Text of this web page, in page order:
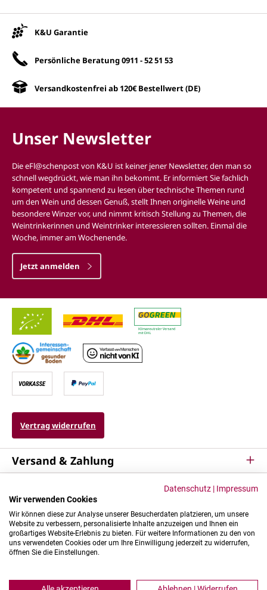
K&U Garantie
Persönliche Beratung0911 - 52 51 53
Versandkostenfrei ab 120€ Bestellwert (DE)
Unser Newsletter
Die eFl@schenpost von K&U ist keiner jener Newsletter, den man so
schnell wegdrückt, wie man ihn bekommt. Er informiert Sie fachlich
kompetent und spannend zu lesen über technische Themen rund
um den Wein und dessen Genuß, stellt Ihnen originelle Weine und
besondere Winzer vor, und nimmt kritisch Stellung zu Themen, die
Weintrinkerinnen und Weintrinker interessieren sollten. Einmal die
Woche, immer am Wochenende.
Jetzt anmelden
Vertrag widerrufen
Versand & Zahlung
Kontakt & Mehr
Datenschutz | Impressum
Wir verwenden Cookies
Wir können diese zur Analyse unserer Besucherdaten platzieren, um unsere
Website zu verbessern, personalisierte Inhalte anzuzeigen und Ihnen ein
großartiges Website-Erlebnis zu bieten. Für weitere Informationen zu den von
uns verwendeten Cookies oder um Ihre Einwilligung jederzeit zu widerrufen,
öffnen Sie die Einstellungen.